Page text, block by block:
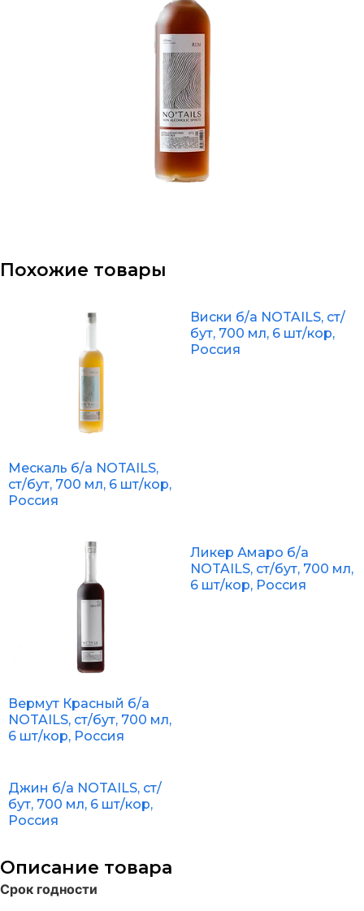
Похожие товары
Мескаль б/а NOTAILS,
ст/бут, 700 мл, 6 шт/кор,
Россия
Виски б/а NOTAILS, ст/
бут, 700 мл, 6 шт/кор,
Россия
Вермут Красный б/а
NOTAILS, ст/бут, 700 мл,
6 шт/кор, Россия
Ликер Амаро б/а
NOTAILS, ст/бут, 700 мл,
6 шт/кор, Россия
Джин б/а NOTAILS, ст/
бут, 700 мл, 6 шт/кор,
Россия
Описание товара
Срок годности